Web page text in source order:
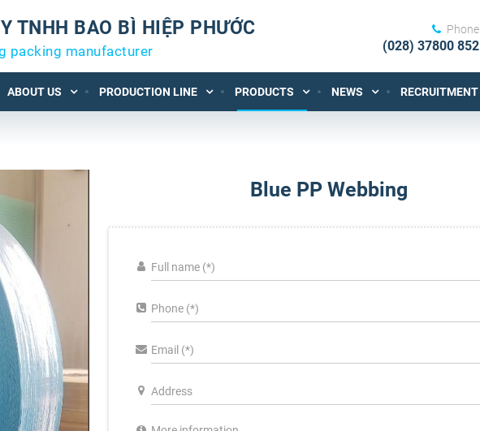
TNHH BAO BÌ HIỆP PHƯỚC
packing manufacturer
Phone
(028) 37800 852
ABOUT US PRODUCTION LINE PRODUCTS NEWS RECRUITMENT
Blue PP Webbing